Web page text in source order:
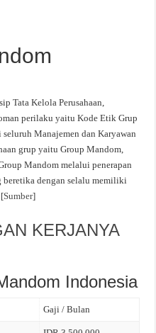
Tata Kelola Perusahaan,
perilaku yaitu Kode Etik Grup
Manajemen dan Karyawan
grup yaitu Group Mandom,
Mandom melalui penerapan
dengan selalu memiliki
Sumber]
KERJANYA
Indonesia
Gaji / Bulan